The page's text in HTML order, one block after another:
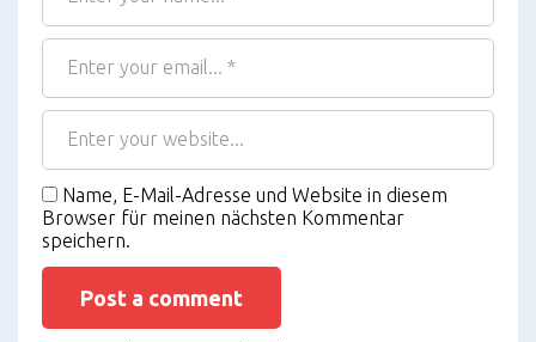
Name, E-Mail-Adresse und Website in diesem
Browser für meinen nächsten Kommentar
speichern.